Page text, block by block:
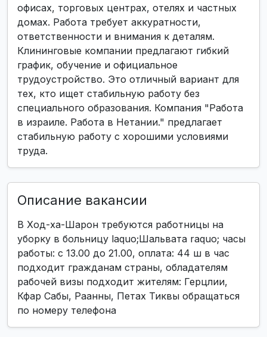
офисах, торговых центрах, отелях и частных
домах. Работа требует аккуратности,
ответственности и внимания к деталям.
Клининговые компании предлагают гибкий
график, обучение и официальное
трудоустройство. Это отличный вариант для
тех, кто ищет стабильную работу без
специального образования. Компания "Работа
в израиле. Работа в Нетании." предлагает
стабильную работу с хорошими условиями
труда.
Описание вакансии
В Ход-ха-Шарон требуются работницы на
уборку в больницу laquo;Шальвата raquo; часы
работы: с 13.00 до 21.00, оплата: 44 ш в час
подходит гражданам страны, обладателям
рабочей визы подходит жителям: Герцлии,
Кфар Сабы, Раанны, Петах Тиквы обращаться
по номеру телефона